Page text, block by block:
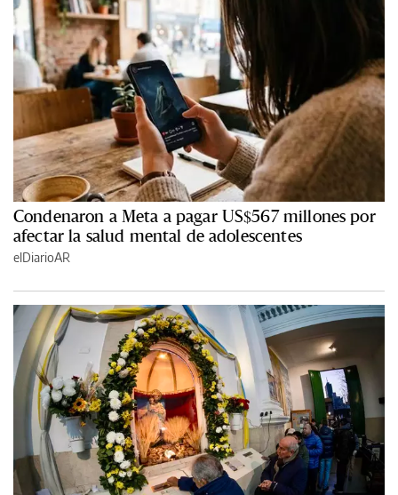
Condenaron a Meta a pagar US$567 millones por
afectar la salud mental de adolescentes
elDiarioAR